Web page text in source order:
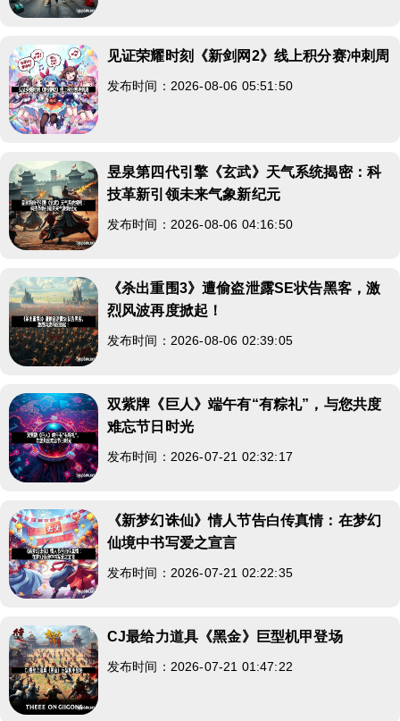
见证荣耀时刻《新剑网2》线上积分赛冲刺周
发布时间：2026-08-06 05:51:50
昱泉第四代引擎《玄武》天气系统揭密：科
技革新引领未来气象新纪元
发布时间：2026-08-06 04:16:50
《杀出重围3》遭偷盗泄露SE状告黑客，激
烈风波再度掀起！
发布时间：2026-08-06 02:39:05
双紫牌《巨人》端午有“有粽礼”，与您共度
难忘节日时光
发布时间：2026-07-21 02:32:17
《新梦幻诛仙》情人节告白传真情：在梦幻
仙境中书写爱之宣言
发布时间：2026-07-21 02:22:35
CJ最给力道具《黑金》巨型机甲登场
发布时间：2026-07-21 01:47:22